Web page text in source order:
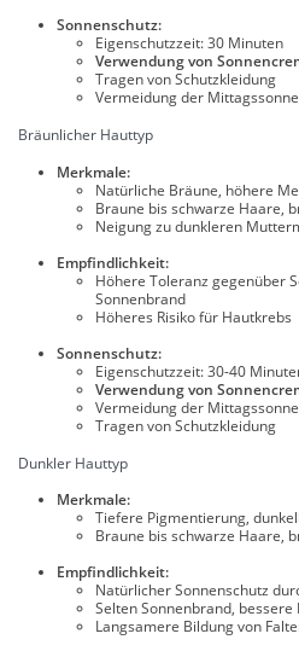
Sonnenschutz:
Eigenschutzzeit: 30 Minuten
Verwendung von
Tragen von Schutzkleidung
Vermeidung der Mittagssonne
Bräunlicher Hauttyp
Merkmale:
Natürliche Bräune, höhere
Braune bis schwarze Haare,
Neigung zu dunkleren
Empfindlichkeit:
Höhere Toleranz gegenüber
Sonnenbrand
Höheres Risiko für Hautkrebs
Sonnenschutz:
Eigenschutzzeit: 30-40
Verwendung von
Vermeidung der Mittagssonne
Tragen von Schutzkleidung
Dunkler Hauttyp
Merkmale:
Tiefere Pigmentierung,
Braune bis schwarze Haare,
Empfindlichkeit:
Natürlicher Sonnenschutz
Selten Sonnenbrand,
Langsamere Bildung von